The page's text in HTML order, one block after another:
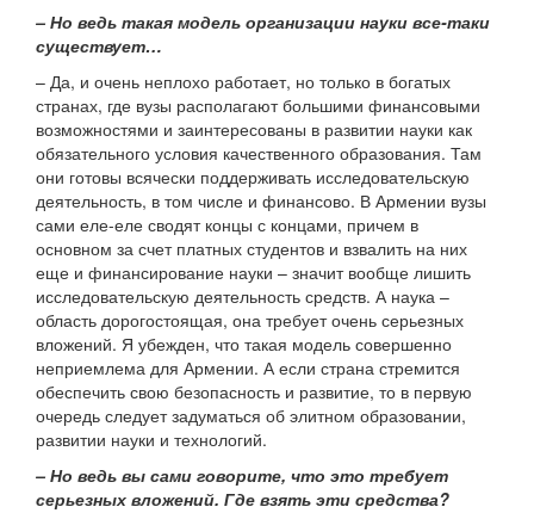
– Но ведь такая модель организации науки все-таки
существует…
– Да, и очень неплохо работает, но только в богатых
странах, где вузы располагают большими финансовыми
возможностями и заинтересованы в развитии науки как
обязательного условия качественного образования. Там
они готовы всячески поддерживать исследовательскую
деятельность, в том числе и финансово. В Армении вузы
сами еле-еле сводят концы с концами, причем в
основном за счет платных студентов и взвалить на них
еще и финансирование науки – значит вообще лишить
исследовательскую деятельность средств. А наука –
область дорогостоящая, она требует очень серьезных
вложений. Я убежден, что такая модель совершенно
неприемлема для Армении. А если страна стремится
обеспечить свою безопасность и развитие, то в первую
очередь следует задуматься об элитном образовании,
развитии науки и технологий.
– Но ведь вы сами говорите, что это требует
серьезных вложений. Где взять эти средства?